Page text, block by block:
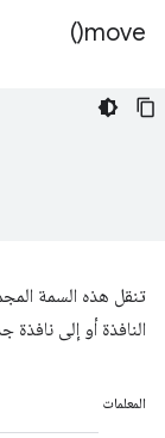
move(
)
تنقل هذه السمة
النافذة أو إلى نافذة
المعلمات